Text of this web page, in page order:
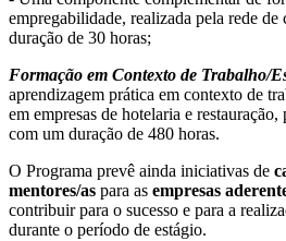
empregabilidade, realizada pela rede de
duração de 30 horas;
Formação em Contexto de Trabalho/
aprendizagem prática em contexto de
em empresas de hotelaria e
com um duração de 480 horas.
O Programa prevê ainda iniciativas de
mentores/as para as empresas
contribuir para o sucesso e para a
durante o período de estágio.